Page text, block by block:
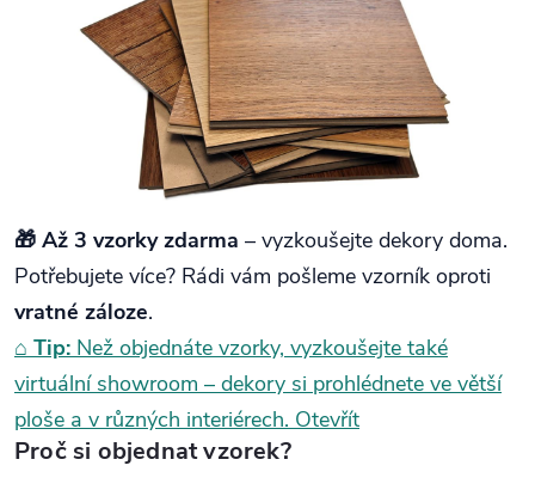
🎁 Až 3 vzorky zdarma – vyzkoušejte dekory doma.
Potřebujete více? Rádi vám pošleme vzorník oproti
vratné záloze.
⌂ Tip: Než objednáte vzorky, vyzkoušejte také
virtuální showroom – dekory si prohlédnete ve větší
ploše a v různých interiérech. Otevřít
Proč si objednat vzorek?